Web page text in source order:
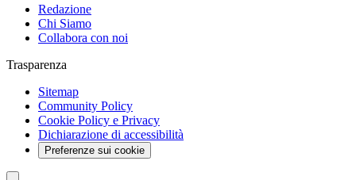
Redazione
Chi Siamo
Collabora con noi
Trasparenza
Sitemap
Community Policy
Cookie Policy e Privacy
Dichiarazione di accessibilità
Preferenze sui cookie